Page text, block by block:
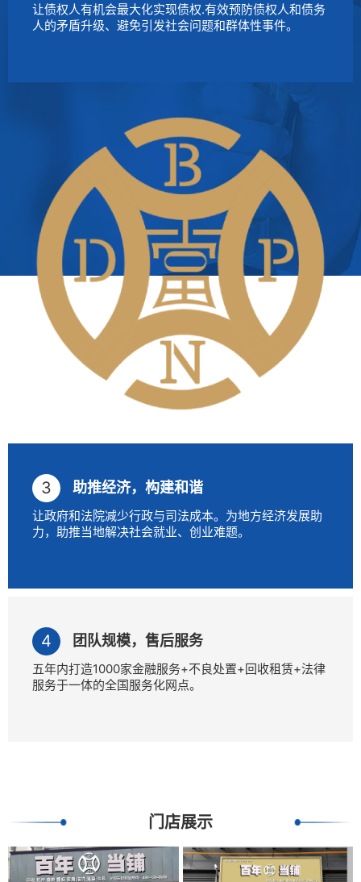
让债权人有机会最大化实现债权.有效预防债权人和债务
人的矛盾升级、避免引发社会问题和群体性事件。
助推经济，构建和谐
让政府和法院减少行政与司法成本。为地方经济发展助
力，助推当地解决社会就业、创业难题。
团队规模，售后服务
五年内打造1000家金融服务+不良处置+回收租赁+法律
服务于一体的全国服务化网点。
门店展示